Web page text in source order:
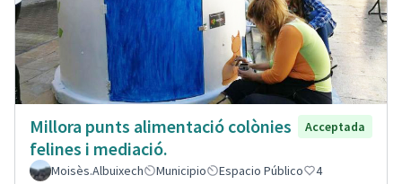
Millora punts alimentació colònies
felines i mediació.
Acceptada
Moisès.Albuixech Municipio Espacio Público 4